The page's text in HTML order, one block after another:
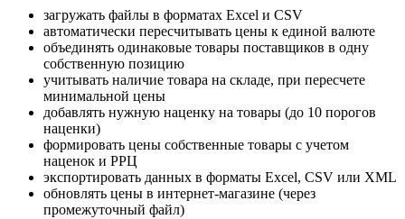
загружать файлы в форматах Excel и CSV
автоматически пересчитывать цены к единой валюте
объединять одинаковые товары поставщиков в одну
собственную позицию
учитывать наличие товара на складе, при пересчете
минимальной цены
добавлять нужную наценку на товары (до 10 порогов
наценки)
формировать цены собственные товары с учетом
наценок и РРЦ
экспортировать данных в форматы Excel, CSV или XML
обновлять цены в интернет-магазине (через
промежуточный файл)